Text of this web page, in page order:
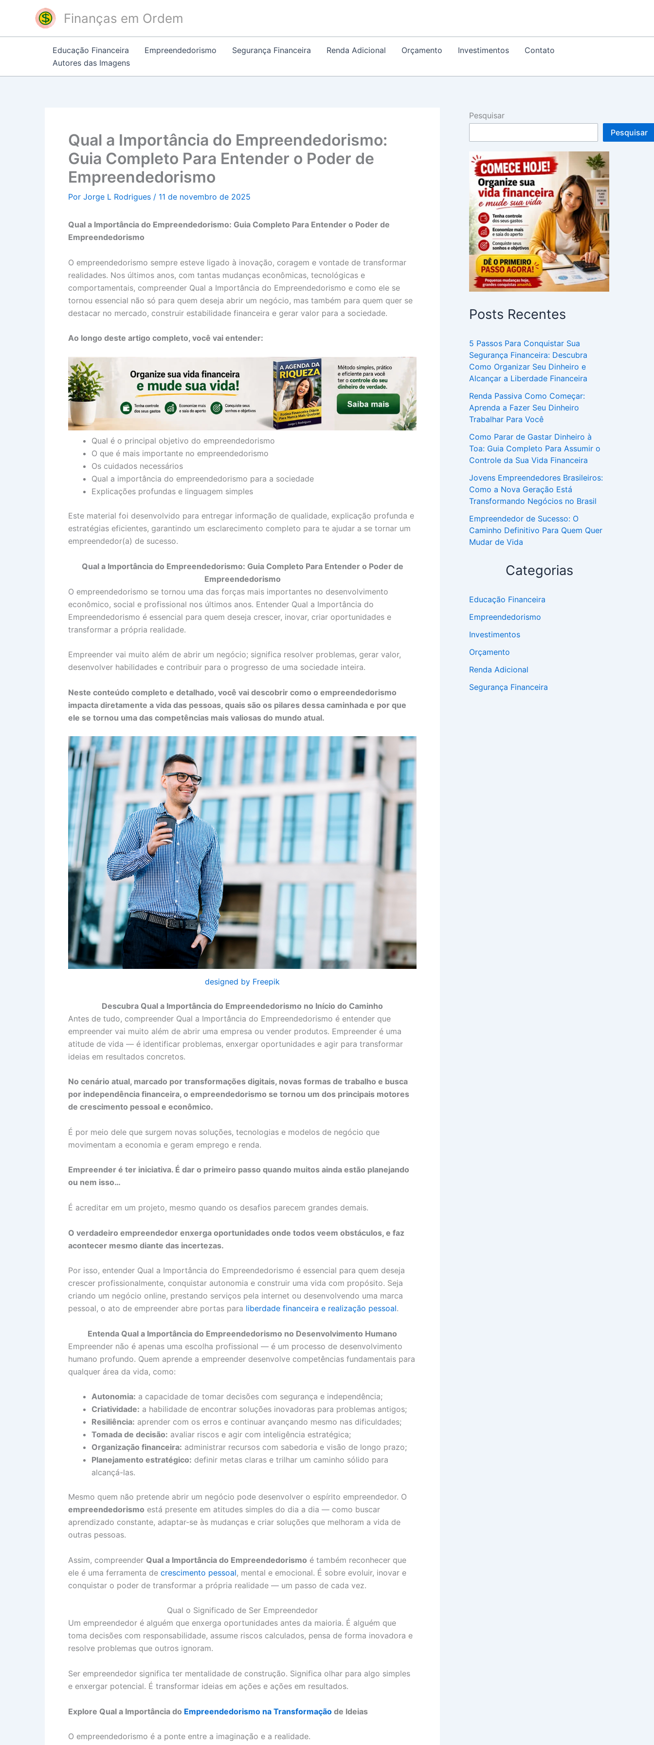
Finanças em Ordem
Educação Financeira Empreendedorismo Segurança Financeira Renda Adicional Orçamento Investimentos
Contato
Autores das Imagens
Qual a Importância do Empreendedorismo:
Guia Completo Para Entender o Poder de
Empreendedorismo
Por Jorge L Rodrigues / 11 de novembro de 2025
Qual a Importância do Empreendedorismo: Guia Completo Para Entender o Poder de
Empreendedorismo
O empreendedorismo sempre esteve ligado à inovação, coragem e vontade de transformar
realidades. Nos últimos anos, com tantas mudanças econômicas, tecnológicas e
comportamentais, compreender Qual a Importância do Empreendedorismo e como ele se
tornou essencial não só para quem deseja abrir um negócio, mas também para quem quer se
destacar no mercado, construir estabilidade financeira e gerar valor para a sociedade.
Ao longo deste artigo completo, você vai entender:
Qual é o principal objetivo do empreendedorismo
O que é mais importante no empreendedorismo
Os cuidados necessários
Qual a importância do empreendedorismo para a sociedade
Explicações profundas e linguagem simples
Este material foi desenvolvido para entregar informação de qualidade, explicação profunda e
estratégias eficientes, garantindo um esclarecimento completo para te ajudar a se tornar um
empreendedor(a) de sucesso.
Qual a Importância do Empreendedorismo: Guia Completo Para Entender o Poder de
Empreendedorismo
O empreendedorismo se tornou uma das forças mais importantes no desenvolvimento
econômico, social e profissional nos últimos anos. Entender Qual a Importância do
Empreendedorismo é essencial para quem deseja crescer, inovar, criar oportunidades e
transformar a própria realidade.
Empreender vai muito além de abrir um negócio; significa resolver problemas, gerar valor,
desenvolver habilidades e contribuir para o progresso de uma sociedade inteira.
Neste conteúdo completo e detalhado, você vai descobrir como o empreendedorismo
impacta diretamente a vida das pessoas, quais são os pilares dessa caminhada e por que
ele se tornou uma das competências mais valiosas do mundo atual.
designed by Freepik
Descubra Qual a Importância do Empreendedorismo no Início do Caminho
Antes de tudo, compreender Qual a Importância do Empreendedorismo é entender que
empreender vai muito além de abrir uma empresa ou vender produtos. Empreender é uma
atitude de vida — é identificar problemas, enxergar oportunidades e agir para transformar
ideias em resultados concretos.
No cenário atual, marcado por transformações digitais, novas formas de trabalho e busca
por independência financeira, o empreendedorismo se tornou um dos principais motores
de crescimento pessoal e econômico.
É por meio dele que surgem novas soluções, tecnologias e modelos de negócio que
movimentam a economia e geram emprego e renda.
Empreender é ter iniciativa. É dar o primeiro passo quando muitos ainda estão planejando
ou nem isso…
É acreditar em um projeto, mesmo quando os desafios parecem grandes demais.
O verdadeiro empreendedor enxerga oportunidades onde todos veem obstáculos, e faz
acontecer mesmo diante das incertezas.
Por isso, entender Qual a Importância do Empreendedorismo é essencial para quem deseja
crescer profissionalmente, conquistar autonomia e construir uma vida com propósito. Seja
criando um negócio online, prestando serviços pela internet ou desenvolvendo uma marca
pessoal, o ato de empreender abre portas para liberdade financeira e realização pessoal.
Entenda Qual a Importância do Empreendedorismo no Desenvolvimento Humano
Empreender não é apenas uma escolha profissional — é um processo de desenvolvimento
humano profundo. Quem aprende a empreender desenvolve competências fundamentais para
qualquer área da vida, como:
Autonomia: a capacidade de tomar decisões com segurança e independência;
Criatividade: a habilidade de encontrar soluções inovadoras para problemas antigos;
Resiliência: aprender com os erros e continuar avançando mesmo nas dificuldades;
Tomada de decisão: avaliar riscos e agir com inteligência estratégica;
Organização financeira: administrar recursos com sabedoria e visão de longo prazo;
Planejamento estratégico: definir metas claras e trilhar um caminho sólido para
alcançá-las.
Mesmo quem não pretende abrir um negócio pode desenvolver o espírito empreendedor. O
empreendedorismo está presente em atitudes simples do dia a dia — como buscar
aprendizado constante, adaptar-se às mudanças e criar soluções que melhoram a vida de
outras pessoas.
Assim, compreender Qual a Importância do Empreendedorismo é também reconhecer que
ele é uma ferramenta de crescimento pessoal, mental e emocional. É sobre evoluir, inovar e
conquistar o poder de transformar a própria realidade — um passo de cada vez.
Qual o Significado de Ser Empreendedor
Um empreendedor é alguém que enxerga oportunidades antes da maioria. É alguém que
toma decisões com responsabilidade, assume riscos calculados, pensa de forma inovadora e
resolve problemas que outros ignoram.
Ser empreendedor significa ter mentalidade de construção. Significa olhar para algo simples
e enxergar potencial. É transformar ideias em ações e ações em resultados.
Explore Qual a Importância do Empreendedorismo na Transformação de Ideias
O empreendedorismo é a ponte entre a imaginação e a realidade.
Pesquisar
Pesquisar
Posts Recentes
5 Passos Para Conquistar Sua
Segurança Financeira: Descubra
Como Organizar Seu Dinheiro e
Alcançar a Liberdade Financeira
Renda Passiva Como Começar:
Aprenda a Fazer Seu Dinheiro
Trabalhar Para Você
Como Parar de Gastar Dinheiro à
Toa: Guia Completo Para Assumir o
Controle da Sua Vida Financeira
Jovens Empreendedores Brasileiros:
Como a Nova Geração Está
Transformando Negócios no Brasil
Empreendedor de Sucesso: O
Caminho Definitivo Para Quem Quer
Mudar de Vida
Categorias
Educação Financeira
Empreendedorismo
Investimentos
Orçamento
Renda Adicional
Segurança Financeira